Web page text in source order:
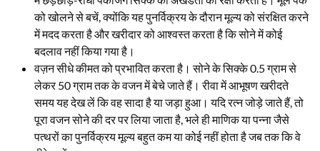
को खोलने से बचें, क्योंकि यह पुनर्विक्रय के दौरान मूल्य को संरक्षित करने
में मदद करता है और खरीदार को आश्वस्त करता है कि सोने में कोई
बदलाव नहीं किया गया है।
वज़न सीधे कीमत को प्रभावित करता है। सोने के सिक्के 0.5 ग्राम से
लेकर 50 ग्राम तक के वजन में बेचे जाते हैं। रीवा में आभूषण खरीदते
समय यह देख लें कि वह सादा है या जड़ा हुआ। यदि रत्न जोड़े जाते हैं, तो
पूरा वजन सोने की दर पर लिया जाता है, भले ही माणिक या पन्ना जैसे
पत्थरों का पुनर्विक्रय मूल्य बहुत कम या कोई नहीं होता है जब तक कि वे